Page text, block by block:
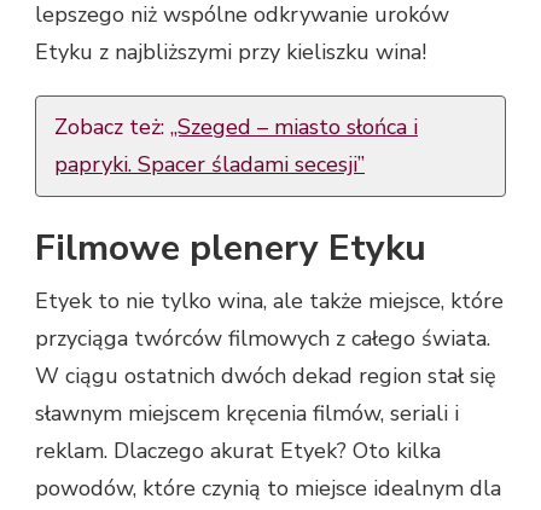
lepszego niż wspólne odkrywanie uroków
Etyku z najbliższymi przy kieliszku wina!
Zobacz też: „Szeged – miasto słońca i
papryki. Spacer śladami secesji”
Filmowe plenery Etyku
Etyek to nie tylko wina, ale także miejsce, które
przyciąga twórców filmowych z całego świata.
W ciągu ostatnich dwóch dekad region stał się
sławnym miejscem kręcenia filmów, seriali i
reklam. Dlaczego akurat Etyek? Oto kilka
powodów, które czynią to miejsce idealnym dla